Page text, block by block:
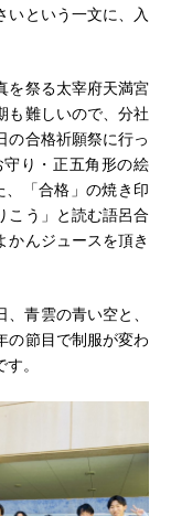
いという一文に、入
を祭る太宰府天満宮
も難しいので、分社
の合格祈願祭に行っ
り・正五角形の絵
、「合格」の焼き印
こう」と読む語呂合
かんジュースを頂き
、青雲の青い空と、
の節目で制服が変わ
。